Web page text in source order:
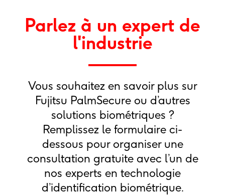
Parlez à un expert de
l'industrie
Vous souhaitez en savoir plus sur
Fujitsu PalmSecure ou d’autres
solutions biométriques ?
Remplissez le formulaire ci-
dessous pour organiser une
consultation gratuite avec l’un de
nos experts en technologie
d’identification biométrique.